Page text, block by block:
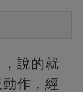
，說的就
作，經